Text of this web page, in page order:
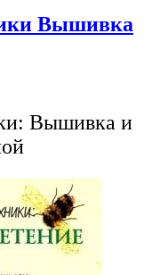
Вышивка
Вышивка и